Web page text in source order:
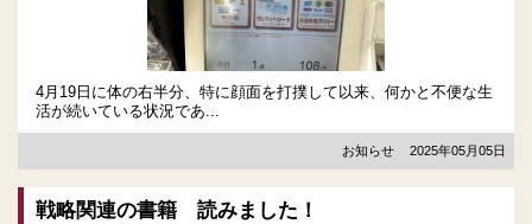
4月19日に体の右半分、特に顔面を打撲して以来、何かと不便な生
活が続いている状況であ...
お知らせ 2025年05月05日
戦略関連の書籍 読みました！